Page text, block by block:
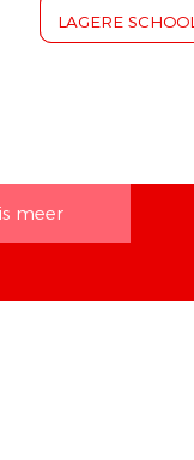
LAGERE SCHOOL
meer